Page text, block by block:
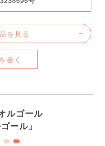
を見る
書く
ルゴール
ール」